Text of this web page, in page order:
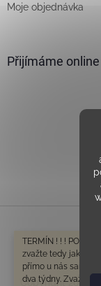
TERMÍN ! ! !
zvažte tedy jak na
přímo u nás
dva týdny. Zvažte
Moje objednávka
Přijímáme
Copyright 2026